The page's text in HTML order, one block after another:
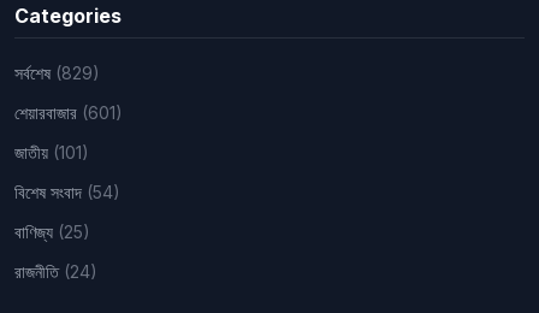
Categories
সর্বশেষ (829)
শেয়ারবাজার (601)
জাতীয় (101)
বিশেষ সংবাদ (54)
বাণিজ্য (25)
রাজনীতি (24)